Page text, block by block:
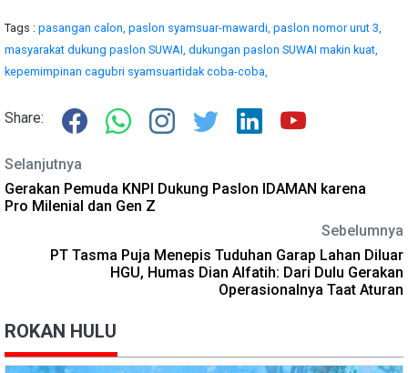
Tags : pasangan calon, paslon syamsuar-mawardi, paslon nomor urut 3,
masyarakat dukung paslon SUWAI, dukungan paslon SUWAI makin kuat,
kepemimpinan cagubri syamsuartidak coba-coba,
Share:
Selanjutnya
Gerakan Pemuda KNPI Dukung Paslon IDAMAN karena
Pro Milenial dan Gen Z
Sebelumnya
PT Tasma Puja Menepis Tuduhan Garap Lahan Diluar
HGU, Humas Dian Alfatih: Dari Dulu Gerakan
Operasionalnya Taat Aturan
ROKAN HULU